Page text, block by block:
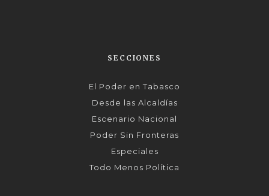
SECCIONES
El Poder en Tabasco
Desde las Alcaldías
Escenario Nacional
Poder Sin Fronteras
Especiales
Todo Menos Política